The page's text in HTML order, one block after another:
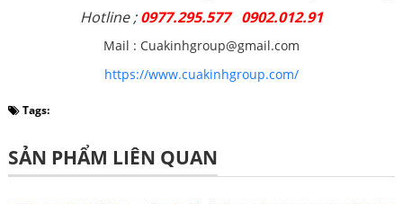
Hotline ; 0977.295.577 0902.012.91
Mail : Cuakinhgroup@gmail.com
https://www.cuakinhgroup.com/
Tags:
SẢN PHẨM LIÊN QUAN